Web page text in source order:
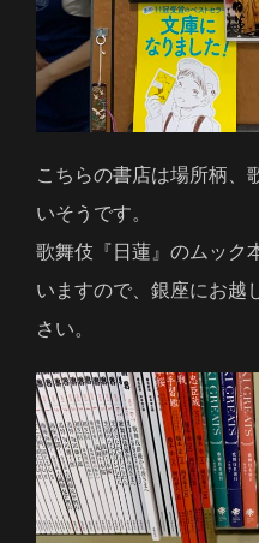
こちらの書店は場所柄、
いそうです。
歌舞伎『日蓮』のムック
いますので、銀座にお越
さい。